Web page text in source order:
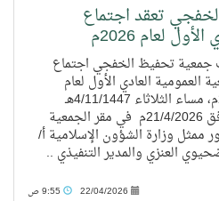
تعقد اجتماع
لعام 2026م
تحفيظ الخفجي اجتماع
العمومية العادي الأول لعام
2026م، مساء الثلاثاء 4/11/1447هـ
الموافق 21/4/2026م في مقر الجمعية
ممثل وزارة الشؤون الإسلامية أ/
العنزي والمدير التنفيذي ..
22/04/2026